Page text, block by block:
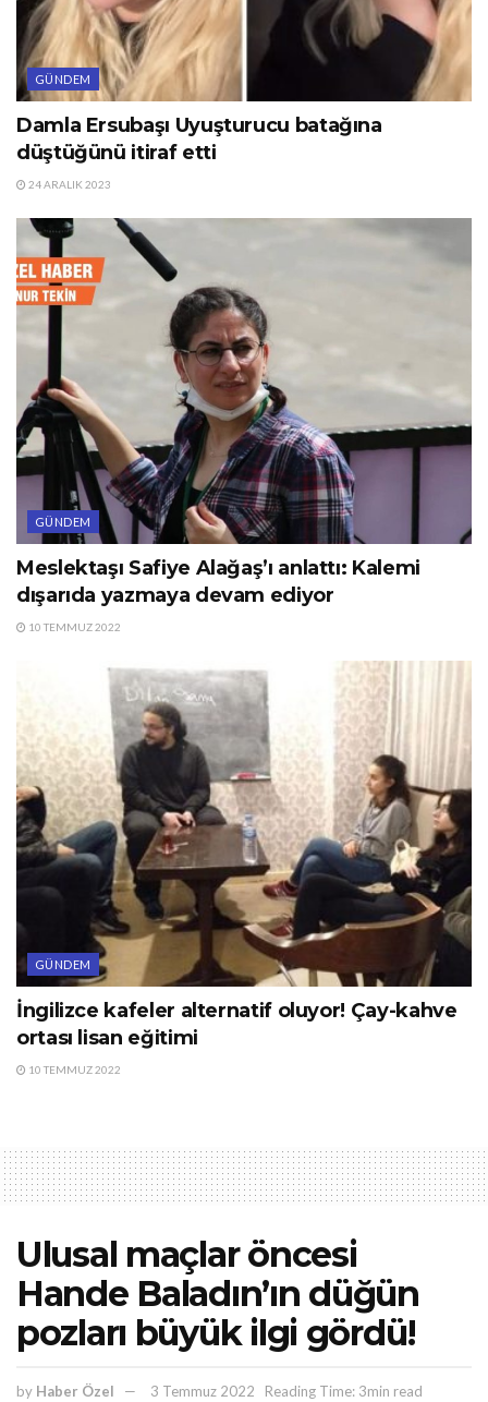
GÜNDEM
Damla Ersubaşı Uyuşturucu batağına
düştüğünü itiraf etti
24 ARALIK 2023
GÜNDEM
Meslektaşı Safiye Alağaş’ı anlattı: Kalemi
dışarıda yazmaya devam ediyor
10 TEMMUZ 2022
GÜNDEM
İngilizce kafeler alternatif oluyor! Çay-kahve
ortası lisan eğitimi
10 TEMMUZ 2022
Ulusal maçlar öncesi
Hande Baladın’ın düğün
pozları büyük ilgi gördü!
by Haber Özel 3 Temmuz 2022 Reading Time: 3min read